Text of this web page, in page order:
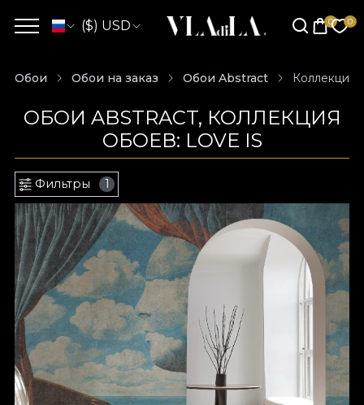
($) USD
Обои Обои на заказ Обои Abstract Коллекция
ОБОИ ABSTRACT, КОЛЛЕКЦИЯ
ОБОЕВ: LOVE IS
Фильтры 1